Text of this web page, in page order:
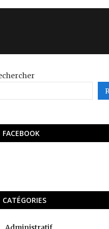
FACEBOOK
CATÉGORIES